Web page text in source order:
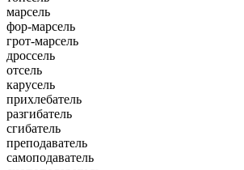
марсель
фор-марсель
грот-марсель
дроссель
отсель
карусель
прихлебатель
разгибатель
сгибатель
преподаватель
самоподаватель